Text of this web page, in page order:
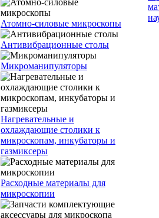
Атомно-силовые микроскопы
Антивибрационные столы
Микроманипуляторы
Нагревательные и
охлаждающие столики к
микроскопам, инкубаторы и
газмиксеры
Расходные материалы для
микроскопии